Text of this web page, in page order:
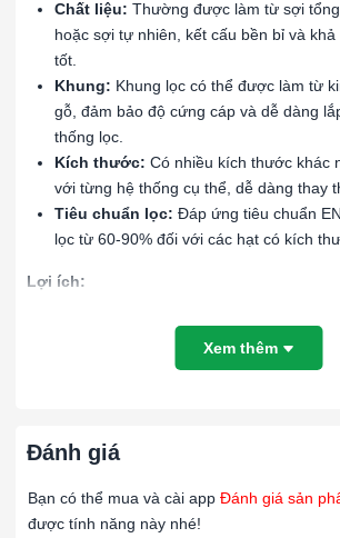
Chất liệu: Thường được làm từ sợi
hoặc sợi tự nhiên, kết cấu bền bỉ và
tốt.
Khung: Khung lọc có thể được làm từ
gỗ, đảm bảo độ cứng cáp và dễ dàng
thống lọc.
Kích thước: Có nhiều kích thước khác
với từng hệ thống cụ thể, dễ dàng thay
Tiêu chuẩn lọc: Đáp ứng tiêu chuẩn
lọc từ 60-90% đối với các hạt có kích
Lợi ích:
Giảm thiểu sự tích tụ
và trung bình trên các thiết bị và bộ lọc
dài tuổi thọ của toàn bộ hệ thống lọc.
Tăng hiệu suất hệ thống:
chất lớn và trung bình, giảm tải cho các
thống làm mát.
Xem thêm
Đánh giá
Bạn có thể mua và cài app Đánh giá sản
được tính năng này nhé!